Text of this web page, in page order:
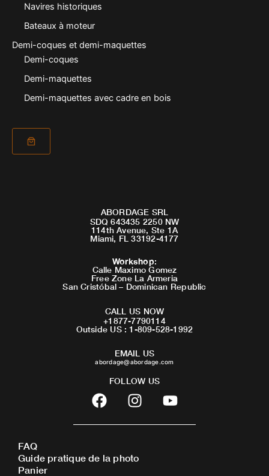
Navires historiques
Bateaux à moteur
Demi-coques et demi-maquettes
Demi-coques
Demi-maquettes
Demi-maquettes avec cadre en bois
ABORDAGE SRL
SDQ 643435 2250 NW
114th Avenue, Ste 1A
Miami, FL 33192-4177
Workshop:
Calle Maximo Gomez
Free Zone La Armeria
San Cristóbal – Dominican Republic
CALL US NOW
+1877-7790114
Outside US : 1-809-528-1992
EMAIL US
abordage@abordage.com
FOLLOW US
F
a
c
b
o
I
n
s
a
g
Y
o
u
FAQ
Guide pratique de la photo
Panier